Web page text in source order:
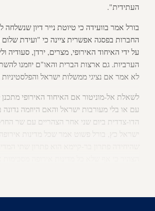
העתידית".
החברות בפסגה אפשרית ציינה כי "ועידת
על ידי האיחוד האירופי, מצרים, ירדן, סעודיה
הערביות. גם ארצות הברית והאו"ם יוזמנו
לא אמר אם נציגי ממשלות ישראל והפלסטיניות
לשאלת אל-מוניטור אם האיחוד האירופי מתכנן
עם או בלי מעורבות ישראל והאם היוזמה נדונה
הדו-צדדית ביום שני אחר הצהריים עם שר
ישראל כץ, בורל פשוט אמר שכל מדינות